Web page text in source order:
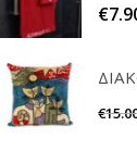
€
€